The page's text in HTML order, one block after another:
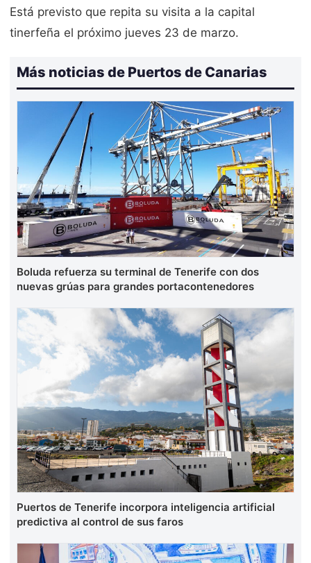
Está previsto que repita su visita a la capital
tinerfeña el próximo jueves 23 de marzo.
Más noticias de Puertos de Canarias
Boluda refuerza su terminal de Tenerife con dos
nuevas grúas para grandes portacontenedores
Puertos de Tenerife incorpora inteligencia artificial
predictiva al control de sus faros